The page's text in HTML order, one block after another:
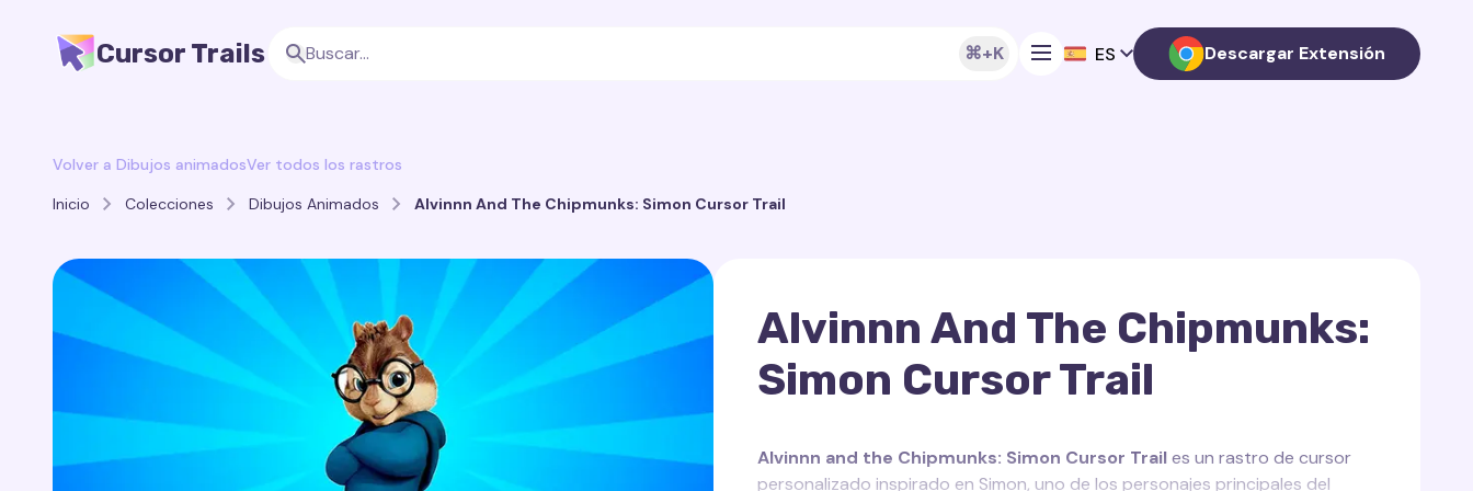
Cursor Trails ⌘+K ES Descargar Extensión
Volver a Dibujos animadosVer todos los rastros
Inicio
Colecciones Dibujos Animados Alvinnn And The Chipmunks: Simon Cursor Trail
Alvinnn And The Chipmunks:
Simon Cursor Trail
Alvinnn and the Chipmunks: Simon Cursor Trailes un rastro de cursor
personalizado inspirado en Simon, uno de los personajes principales del